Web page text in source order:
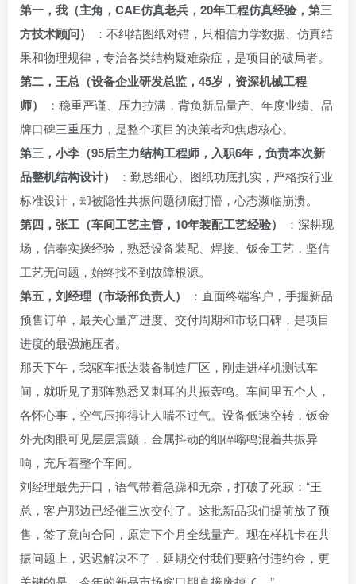
第一，我（主角，CAE仿真老兵，20年工程仿真经验，第三
方技术顾问）
：不纠结图纸对错，只相信力学数据、仿真结
果和物理规律，专治各类结构疑难杂症，是项目的破局者。
第二，王总（设备企业研发总监，45岁，资深机械工程
师）
：稳重严谨、压力拉满，背负新品量产、年度业绩、品
牌口碑三重压力，是整个项目的决策者和焦虑核心。
第三，小李（95后主力结构工程师，入职6年，负责本次新
品整机结构设计）
：勤恳细心、图纸功底扎实，严格按行业
标准设计，却被隐性共振问题彻底打懵，心态濒临崩溃。
第四，张工（车间工艺主管，10年装配工艺经验）
：深耕现
场，信奉实操经验，熟悉设备装配、焊接、钣金工艺，坚信
工艺无问题，始终找不到故障根源。
第五，刘经理（市场部负责人）
：直面终端客户，手握新品
预售订单，最关心量产进度、交付周期和市场口碑，是项目
进度的最强施压者。
那天下午，我驱车抵达装备制造厂区，刚走进样机测试车
间，就听见了那阵熟悉又刺耳的共振轰鸣。车间里五个人，
各怀心事，空气压抑得让人喘不过气。设备低速空转，钣金
外壳肉眼可见层层震颤，金属抖动的细碎嗡鸣混着共振异
响，充斥着整个车间。
刘经理最先开口，语气带着急躁和无奈，打破了死寂：“王
总，客户那边已经催三次交付了。这批新品我们提前放了预
售，签了意向合同，原定下个月全线量产。现在样机卡在共
振问题上，迟迟解决不了，延期交付我们要赔付违约金，更